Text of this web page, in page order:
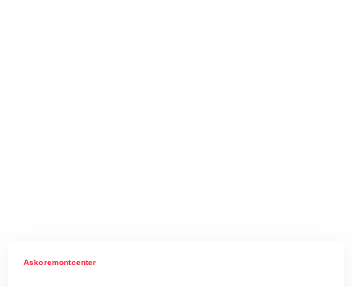
Askoremontcenter